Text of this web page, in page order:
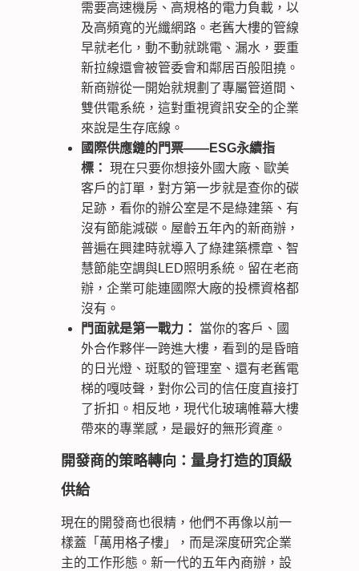
需要高速機房、高規格的電力負載，以
及高頻寬的光纖網路。老舊大樓的管線
早就老化，動不動就跳電、漏水，要重
新拉線還會被管委會和鄰居百般阻撓。
新商辦從一開始就規劃了專屬管道間、
雙供電系統，這對重視資訊安全的企業
來說是生存底線。
國際供應鏈的門票——ESG永續指
標： 現在只要你想接外國大廠、歐美
客戶的訂單，對方第一步就是查你的碳
足跡，看你的辦公室是不是綠建築、有
沒有節能減碳。屋齡五年內的新商辦，
普遍在興建時就導入了綠建築標章、智
慧節能空調與LED照明系統。留在老商
辦，企業可能連國際大廠的投標資格都
沒有。
門面就是第一戰力：
當你的客戶、國
外合作夥伴一跨進大樓，看到的是昏暗
的日光燈、斑駁的管理室、還有老舊電
梯的嘎吱聲，對你公司的信任度直接打
了折扣。相反地，現代化玻璃帷幕大樓
帶來的專業感，是最好的無形資產。
開發商的策略轉向：量身打造的頂級
供給
現在的開發商也很精，他們不再像以前一
樣蓋「萬用格子樓」，而是深度研究企業
主的工作形態。新一代的五年內商辦，設